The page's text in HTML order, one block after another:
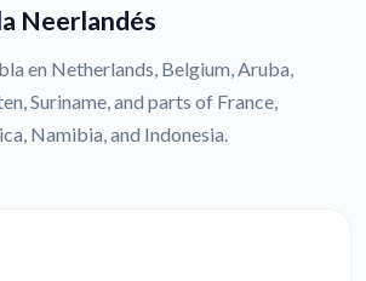
Neerlandés
en Netherlands, Belgium, Aruba,
Suriname, and parts of France,
Namibia, and Indonesia.